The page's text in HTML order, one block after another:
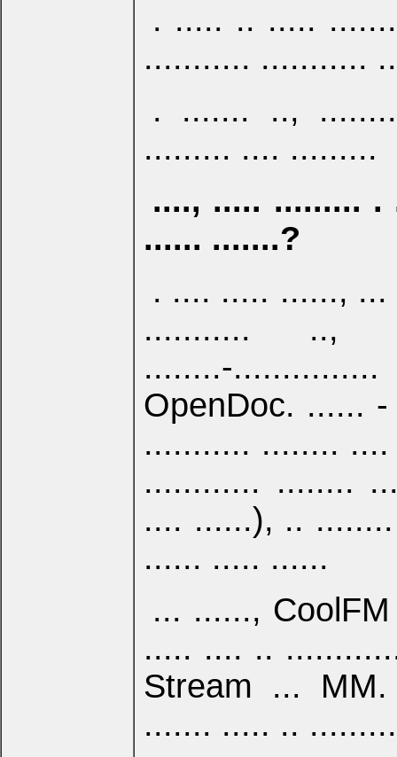
. ..... .. .....
........... ...........
. ....... ..,
......... .... .........
...., ..... .........
...... .......?
. .... ..... ......,
........... ..,
........-
OpenDoc. ......
........... ........
............ ........
.... ......), ..
...... ..... ......
... ......,
..... .... ..
Stream ...
....... ..... ..